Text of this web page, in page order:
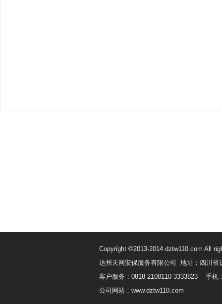
Copyright ©2013-2014 dztw110.com All
达州天网安保服务有限公司 地址：四川省
客户服务：0818-2108110 3333823 手机
公司网站：www.dztw110.com